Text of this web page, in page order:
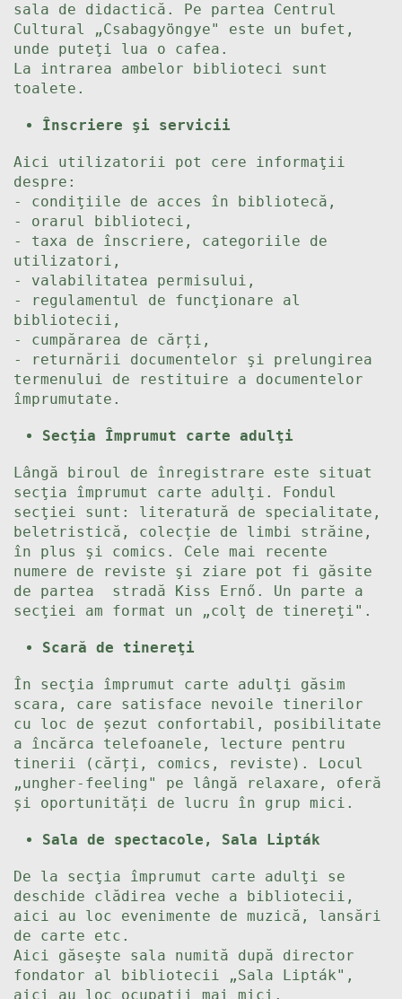
sala de didactică. Pe partea Centrul
Cultural „Csabagyöngye" este un bufet,
unde puteţi lua o cafea.
La intrarea ambelor biblioteci sunt
toalete.
Înscriere şi servicii
Aici utilizatorii pot cere informaţii
despre:
- condiţiile de acces în bibliotecă,
- orarul biblioteci,
- taxa de înscriere, categoriile de
utilizatori,
- valabilitatea permisului,
- regulamentul de funcţionare al
bibliotecii,
- cumpărarea de cărți,
- returnării documentelor şi prelungirea
termenului de restituire a documentelor
împrumutate.
Secţia Împrumut carte adulţi
Lângă biroul de înregistrare este situat
secţia împrumut carte adulţi. Fondul
secţiei sunt: literatură de specialitate,
beletristică, colecție de limbi străine,
în plus şi comics. Cele mai recente
numere de reviste şi ziare pot fi găsite
de partea stradă Kiss Ernő. Un parte a
secţiei am format un „colţ de tinereţi".
Scară de tinereţi
În secţia împrumut carte adulţi găsim
scara, care satisface nevoile tinerilor
cu loc de șezut confortabil, posibilitate
a încărca telefoanele, lecture pentru
tinerii (cărți, comics, reviste). Locul
„ungher-feeling" pe lângă relaxare, oferă
și oportunități de lucru în grup mici.
Sala de spectacole, Sala Lipták
De la secţia împrumut carte adulţi se
deschide clădirea veche a bibliotecii,
aici au loc evenimente de muzică, lansări
de carte etc.
Aici găseşte sala numită după director
fondator al bibliotecii „Sala Lipták",
aici au loc ocupaţii mai mici.